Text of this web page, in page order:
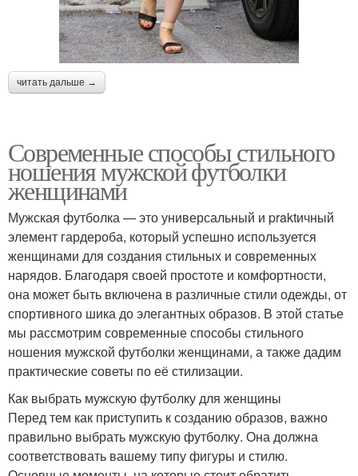
читать дальше →
Современные способы стильного
ношения мужской футболки
женщинами
Мужская футболка — это универсальный и praktичный
элемент гардероба, который успешно используется
женщинами для создания стильных и современных
нарядов. Благодаря своей простоте и комфортности,
она может быть включена в различные стили одежды, от
спортивного шика до элегантных образов. В этой статье
мы рассмотрим современные способы стильного
ношения мужской футболки женщинами, а также дадим
практические советы по её стилизации.
Как выбрать мужскую футболку для женщины
Перед тем как приступить к созданию образов, важно
правильно выбрать мужскую футболку. Она должна
соответствовать вашему типу фигуры и стилю.